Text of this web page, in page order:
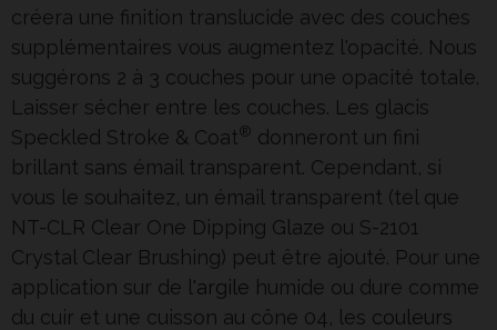
créera une finition translucide avec des couches
supplémentaires vous augmentez l'opacité. Nous
suggérons 2 à 3 couches pour une opacité totale.
Laisser sécher entre les couches. Les glacis
Speckled Stroke & Coat® donneront un fini
brillant sans émail transparent. Cependant, si
vous le souhaitez, un émail transparent (tel que
NT-CLR Clear One Dipping Glaze ou S-2101
Crystal Clear Brushing) peut être ajouté. Pour une
application sur de l'argile humide ou dure comme
du cuir et une cuisson au cône 04, les couleurs